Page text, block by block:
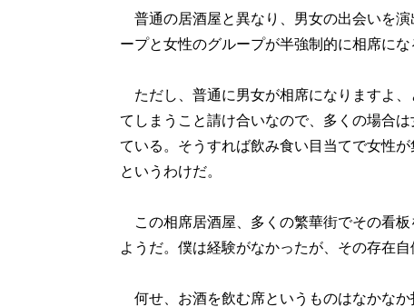
普通の居酒屋と異なり、男女の出会いを
ープと女性のグループが半強制的に相席に
ただし、普通に男女が相席になりますよ
てしまうこと請け合いなので、多くの場合
ている。そうすれば飲み食い目当てで女性
というわけだ。
この相席居酒屋、多くの繁華街でその看
ようだ。僕は経験がなかったが、その存在自
何せ、お酒を飲む席というものはなかなか